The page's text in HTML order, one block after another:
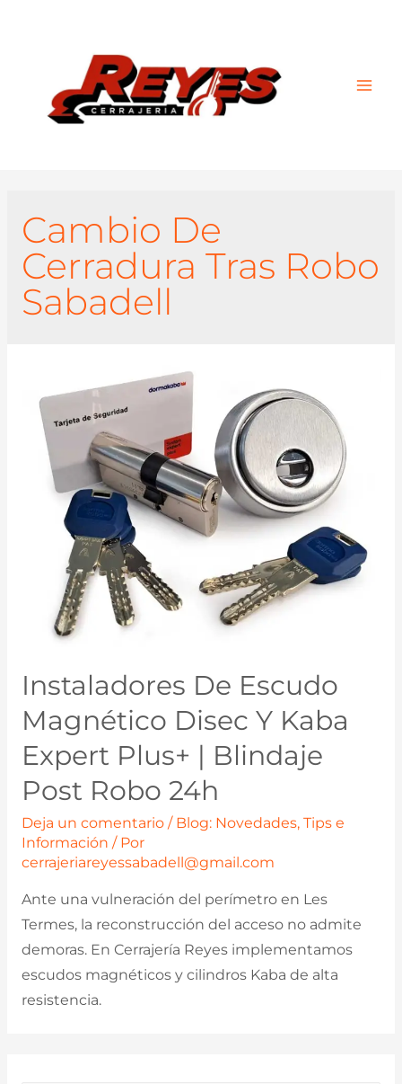
Cambio De
Cerradura Tras Robo
Sabadell
Instaladores De Escudo
Magnético Disec Y Kaba
Expert Plus+ | Blindaje
Post Robo 24h
Deja un comentario / Blog: Novedades, Tips e
Información / Por
cerrajeriareyessabadell@gmail.com
Ante una vulneración del perímetro en Les
Termes, la reconstrucción del acceso no admite
demoras. En Cerrajería Reyes implementamos
escudos magnéticos y cilindros Kaba de alta
resistencia.